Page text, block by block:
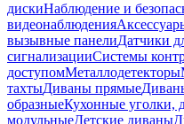
дискиНаблюдение и
видеонаблюдения
вызывные панелиДатчики
сигнализацииСистемы
доступомМеталлодетекторы
тахтыДиваны прямые
образныеКухонные уголки,
модульныеДетские диваны